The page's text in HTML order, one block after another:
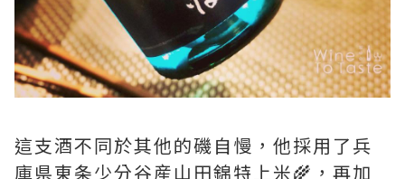
這支酒不同於其他的磯自慢，他採用了兵
庫県東条少分谷産山田錦特上米🌾，再加